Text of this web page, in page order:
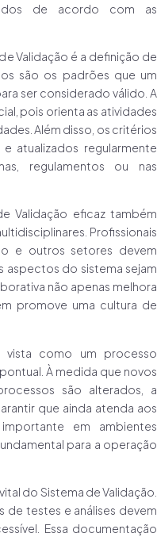
de acordo com as
Validação é a definição de
são os padrões que um
ser considerado válido. A
pois orienta as atividades
Além disso, os critérios
atualizados regularmente
regulamentos ou nas
Validação eficaz também
Profissionais
e outros setores devem
aspectos do sistema sejam
não apenas melhora
promove uma cultura de
vista como um processo
À medida que novos
são alterados, a
que ainda atenda aos
em ambientes
para a operação
do Sistema de Validação.
testes e análises devem
Essa documentação